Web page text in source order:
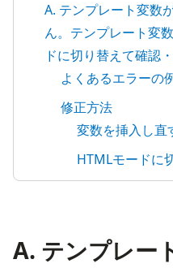
A. テンプレート変数
ん。テンプレート変
ドに切り替えて確認
よくあるエラーの
修正方法
変数を挿入し直
HTMLモードに
A. テンプレー